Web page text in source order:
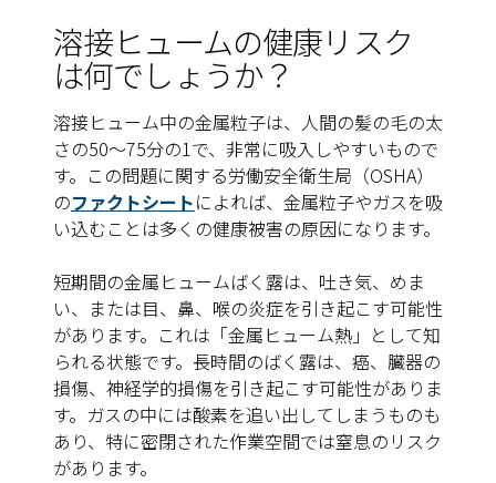
溶接ヒュームの健康リスク
は何でしょうか？
溶接ヒューム中の金属粒子は、人間の髪の毛の太
さの50～75分の1で、非常に吸入しやすいもので
す。この問題に関する労働安全衛生局（OSHA）
のファクトシートによれば、金属粒子やガスを吸
い込むことは多くの健康被害の原因になります。
短期間の金属ヒュームばく露は、吐き気、めま
い、または目、鼻、喉の炎症を引き起こす可能性
があります。これは「金属ヒューム熱」として知
られる状態です。長時間のばく露は、癌、臓器の
損傷、神経学的損傷を引き起こす可能性がありま
す。ガスの中には酸素を追い出してしまうものも
あり、特に密閉された作業空間では窒息のリスク
があります。